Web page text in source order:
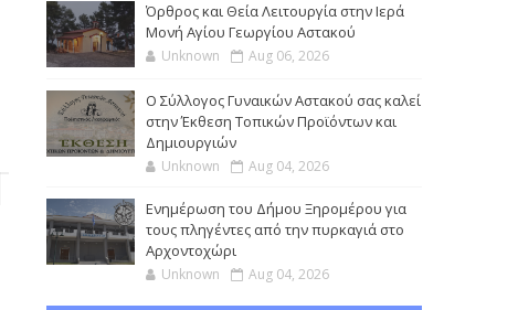
Όρθρος και Θεία Λειτουργία στην Ιερά
Μονή Αγίου Γεωργίου Αστακού
Unknown Aug 06, 2026
Ο Σύλλογος Γυναικών Αστακού σας καλεί
στην Έκθεση Τοπικών Προϊόντων και
Δημιουργιών
Unknown Aug 04, 2026
Ενημέρωση του Δήμου Ξηρομέρου για
τους πληγέντες από την πυρκαγιά στο
Αρχοντοχώρι
Unknown Aug 04, 2026